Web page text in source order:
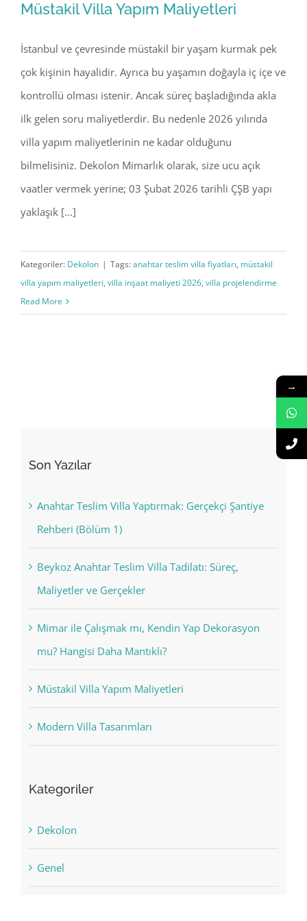
Müstakil Villa Yapım Maliyetleri
Müstakil Villa Yapım Maliyetleri
İstanbul ve çevresinde müstakil bir yaşam kurmak pek
çok kişinin hayalidir. Ayrıca bu yaşamın doğayla iç içe ve
kontrollü olması istenir. Ancak süreç başladığında akla
ilk gelen soru maliyetlerdir. Bu nedenle 2026 yılında
villa yapım maliyetlerinin ne kadar olduğunu
bilmelisiniz. Dekolon Mimarlık olarak, size ucu açık
vaatler vermek yerine; 03 Şubat 2026 tarihli ÇŞB yapı
yaklaşık [...]
Kategoriler: Dekolon | Tags:anahtar teslim villa fiyatları, müstakil
villa yapım maliyetleri, villa inşaat maliyeti 2026, villa projelendirme
Read More
Son Yazılar
Anahtar Teslim Villa Yaptırmak: Gerçekçi Şantiye
Rehberi (Bölüm 1)
Beykoz Anahtar Teslim Villa Tadilatı: Süreç,
Maliyetler ve Gerçekler
Mimar ile Çalışmak mı, Kendin Yap Dekorasyon
mu? Hangisi Daha Mantıklı?
Müstakil Villa Yapım Maliyetleri
Modern Villa Tasarımları
Kategoriler
Dekolon
Genel
→